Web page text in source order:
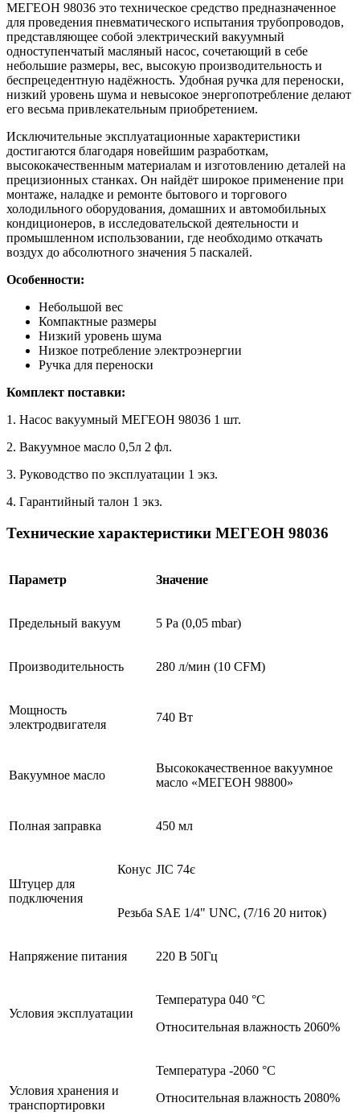
МЕГЕОН 98036 это техническое средство предназначенное
для проведения пневматического испытания трубопроводов,
представляющее собой электрический вакуумный
одноступенчатый масляный насос, сочетающий в себе
небольшие размеры, вес, высокую производительность и
беспрецедентную надёжность. Удобная ручка для переноски,
низкий уровень шума и невысокое энергопотребление делают
его весьма привлекательным приобретением.
Исключительные эксплуатационные характеристики
достигаются благодаря новейшим разработкам,
высококачественным материалам и изготовлению деталей на
прецизионных станках. Он найдёт широкое применение при
монтаже, наладке и ремонте бытового и торгового
холодильного оборудования, домашних и автомобильных
кондиционеров, в исследовательской деятельности и
промышленном использовании, где необходимо откачать
воздух до абсолютного значения 5 паскалей.
Особенности:
Небольшой вес
Компактные размеры
Низкий уровень шума
Низкое потребление электроэнергии
Ручка для переноски
Комплект поставки:
1. Насос вакуумный МЕГЕОН 98036 1 шт.
2. Вакуумное масло 0,5л 2 фл.
3. Руководство по эксплуатации 1 экз.
4. Гарантийный талон 1 экз.
Технические характеристики МЕГЕОН 98036
Параметр Значение
Предельный вакуум 5 Ра (0,05 mbar)
Производительность 280 л/мин (10 CFM)
Мощность
электродвигателя
740 Вт
Вакуумное масло
Высококачественное вакуумное
масло «МЕГЕОН 98800»
Полная заправка 450 мл
Штуцер для
подключения
Конус JIC 74є
Резьба SAE 1/4" UNC, (7/16 20 ниток)
Напряжение питания 220 В 50Гц
Условия эксплуатации
Температура 040 °С
Относительная влажность 2060%
Условия хранения и
транспортировки
Температура -2060 °С
Относительная влажность 2080%